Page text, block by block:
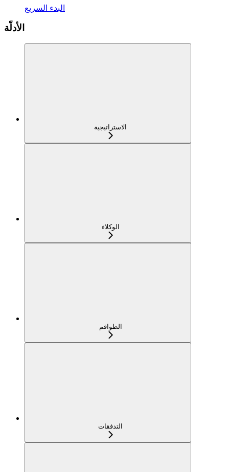
البدء السريع
الأدلّة
الاستراتيجية
الوكلاء
الطواقم
التدفقات